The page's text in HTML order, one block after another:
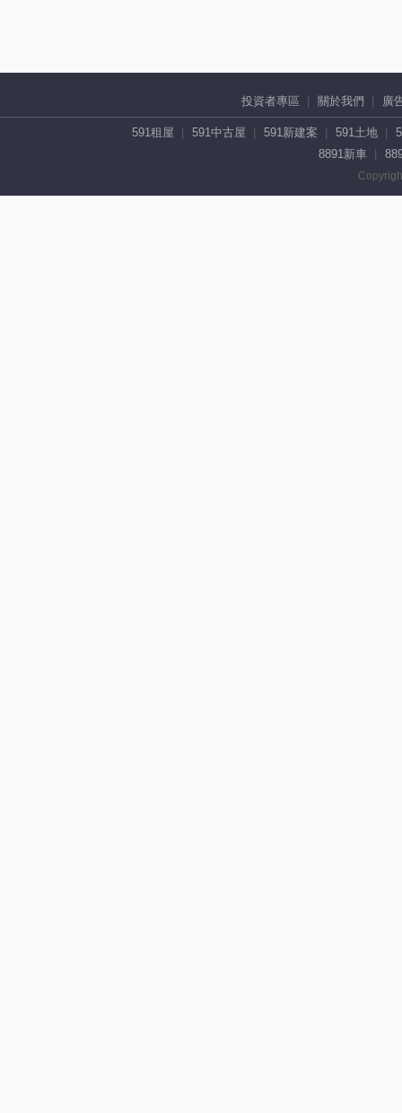
投資者專區 關於我們 廣
591租屋 591中古屋 591新建案 591土地
8891新車